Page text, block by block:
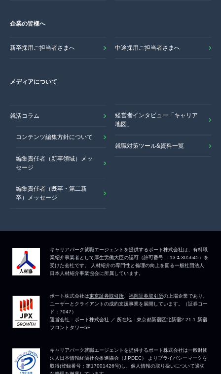
企業の皆様へ
新卒採用ご担当者さまへ 中途採用ご担当者さまへ
メディアについて
就活コラム
コンテンツ編集方針について
編集責任者（新卒領域）メッ
セージ
編集責任者（既卒・第二新
卒）メッセージ
経営者インタビュー「キャリア
地図」
就職対策ツール&資料一覧